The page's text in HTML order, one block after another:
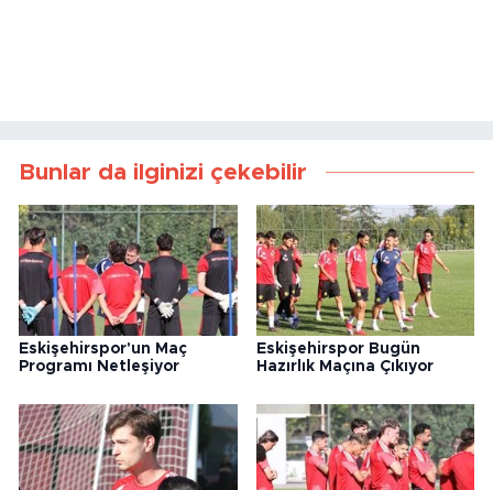
Bunlar da ilginizi çekebilir
Eskişehirspor'un Maç
Programı Netleşiyor
Eskişehirspor Bugün
Hazırlık Maçına Çıkıyor